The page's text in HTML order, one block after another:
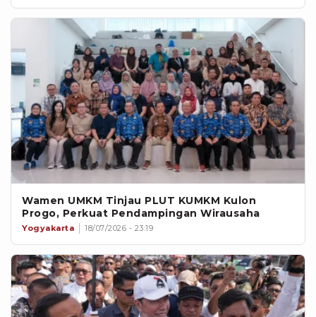
Wamen UMKM Tinjau PLUT KUMKM Kulon
Progo, Perkuat Pendampingan Wirausaha
Yogyakarta 18/07/2026 - 23:19